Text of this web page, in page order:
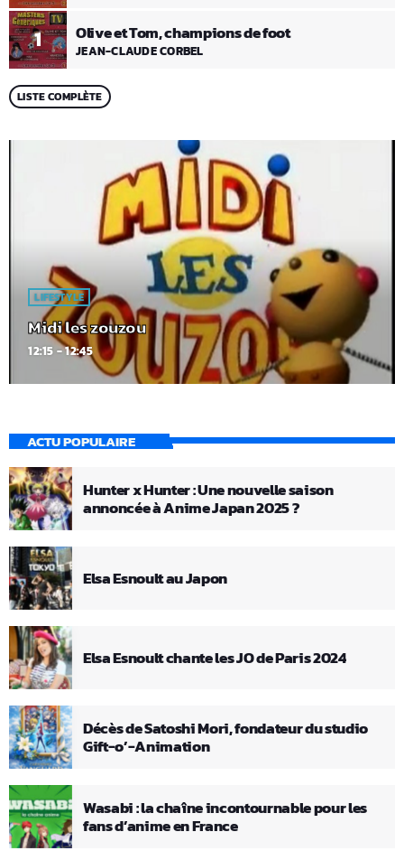
1 Olive et Tom, champions de foot
JEAN-CLAUDE CORBEL
LISTE COMPLÈTE
LIFESTYLE
Midi les zouzou
12:15 - 12:45
ACTU POPULAIRE
Hunter x Hunter : Une nouvelle saison
annoncée à Anime Japan 2025 ?
Elsa Esnoult au Japon
Elsa Esnoult chante les JO de Paris 2024
Décès de Satoshi Mori, fondateur du studio
Gift-o’-Animation
Wasabi : la chaîne incontournable pour les
fans d’anime en France